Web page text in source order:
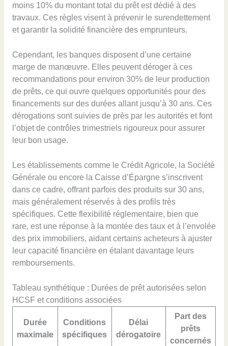
moins 10% du montant total du prêt est dédié à des
travaux. Ces règles visent à prévenir le surendettement
et garantir la solidité financière des emprunteurs.
Cependant, les banques disposent d’une certaine
marge de manœuvre. Elles peuvent déroger à ces
recommandations pour environ 30% de leur production
de prêts, ce qui ouvre quelques opportunités pour des
financements sur des durées allant jusqu’à 30 ans. Ces
dérogations sont suivies de près par les autorités et font
l’objet de contrôles trimestriels rigoureux pour assurer
leur bon usage.
Les établissements comme le Crédit Agricole, la Société
Générale ou encore la Caisse d’Épargne s’inscrivent
dans ce cadre, offrant parfois des produits sur 30 ans,
mais généralement réservés à des profils très
spécifiques. Cette flexibilité réglementaire, bien que
rare, est une réponse à la montée des taux et à l’envolée
des prix immobiliers, aidant certains acheteurs à ajuster
leur capacité financière en étalant davantage leurs
remboursements.
Tableau synthétique : Durées de prêt autorisées selon
HCSF et conditions associées
Durée
maximale
Conditions
spécifiques
Délai
dérogatoire
Part des
prêts
concernés